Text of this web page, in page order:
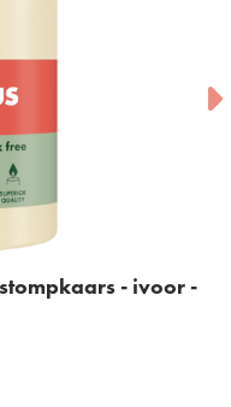
- ivoor -